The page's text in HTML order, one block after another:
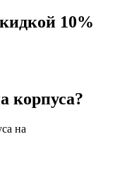
10%
корпуса?
на